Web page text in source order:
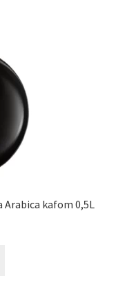
Arabica kafom 0,5L